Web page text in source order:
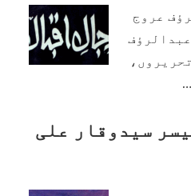
عروج
سیدوقار علی